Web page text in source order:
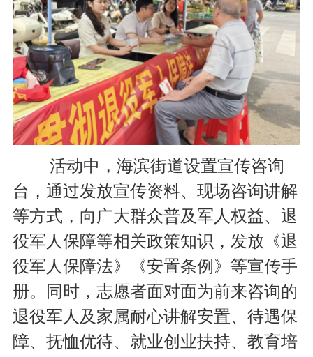
活动中，海滨街道设置宣传咨询
台，通过发放宣传资料、现场咨询讲解
等方式，向广大群众普及军人权益、退
役军人保障等相关政策知识，发放《退
役军人保障法》《安置条例》等宣传手
册。同时，志愿者面对面为前来咨询的
退役军人及家属耐心讲解安置、待遇保
障、抚恤优待、就业创业扶持、教育培